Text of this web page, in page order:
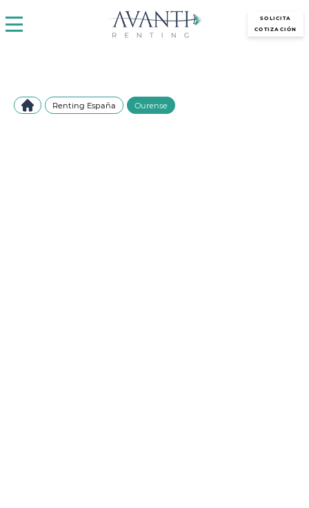
SOLICITA
COTIZACIÓN
Renting España Ourense